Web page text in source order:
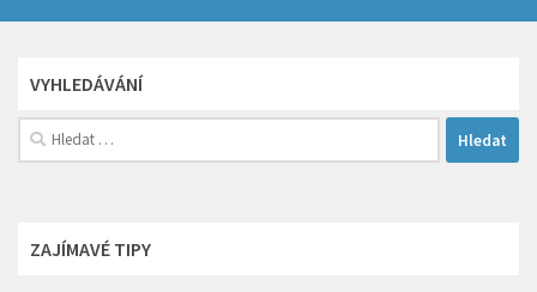
VYHLEDÁVÁNÍ
Vyhledávání
ZAJÍMAVÉ TIPY